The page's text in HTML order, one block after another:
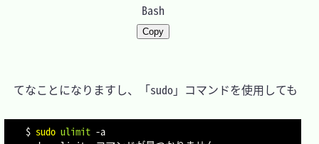
Bash
Copy
てなことになりますし、「sudo」コマンドを使用しても
$ sudo ulimit -a